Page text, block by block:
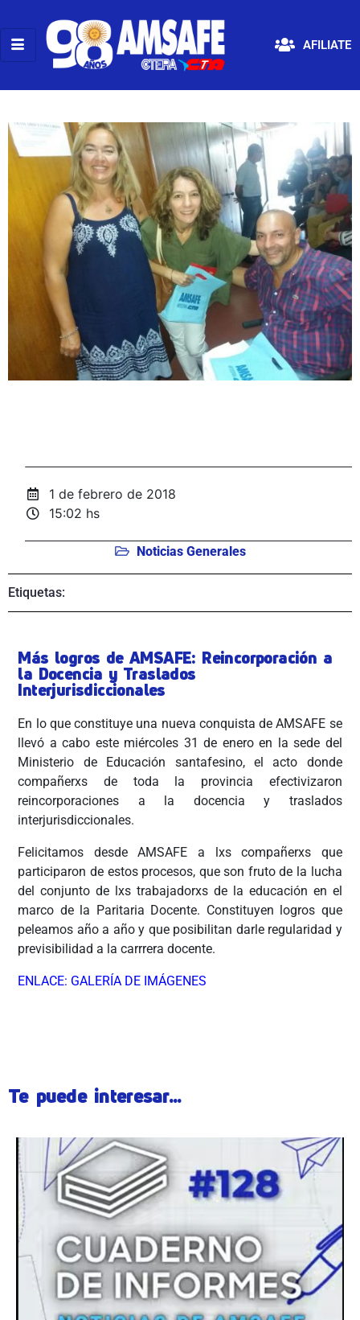
AFILIATE
1 de febrero de 2018
15:02 hs
Noticias Generales
Etiquetas:
Más logros de AMSAFE: Reincorporación a
la Docencia y Traslados
Interjurisdiccionales
En lo que constituye una nueva conquista de AMSAFE se
llevó a cabo este miércoles 31 de enero en la sede del
Ministerio de Educación santafesino, el acto donde
compañerxs de toda la provincia efectivizaron
reincorporaciones a la docencia y traslados
interjurisdiccionales.
Felicitamos desde AMSAFE a lxs compañerxs que
participaron de estos procesos, que son fruto de la lucha
del conjunto de lxs trabajadorxs de la educación en el
marco de la Paritaria Docente. Constituyen logros que
peleamos año a año y que posibilitan darle regularidad y
previsibilidad a la carrrera docente.
ENLACE: GALERÍA DE IMÁGENES
Te puede interesar...